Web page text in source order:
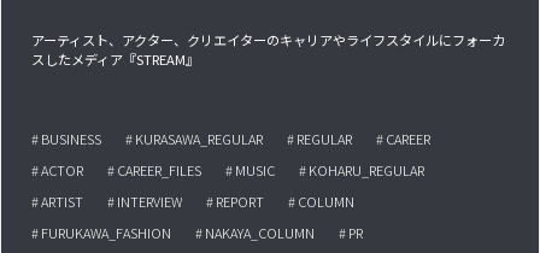
アーティスト、アクター、クリエイターのキャリアやライフスタイルにフォーカ
スしたメディア『STREAM』
# BUSINESS # KURASAWA_REGULAR # REGULAR
# CAREER
# ACTOR
# CAREER_FILES # MUSIC
# KOHARU_REGULAR
# ARTIST
# INTERVIEW # REPORT
# COLUMN
# FURUKAWA_FASHION
# NAKAYA_COLUMN
# PR